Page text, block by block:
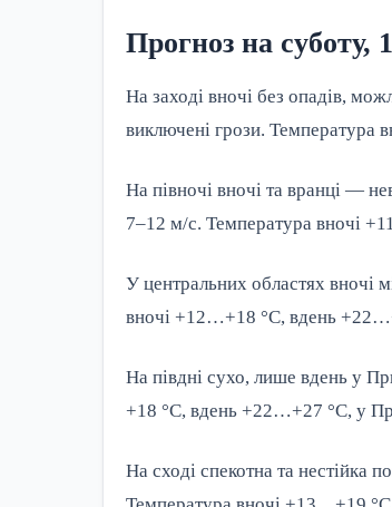
Прогноз на суботу,
На заході вночі без опадів,
виключені грози.
На півночі вночі та вранці —
7–12 м/с. Температура вночі
У центральних областях вночі
вночі +12…+18 °С, вдень
На півдні сухо, лише вдень у
+18 °С, вдень +22…+27 °С, у
На сході спекотна та нестійка